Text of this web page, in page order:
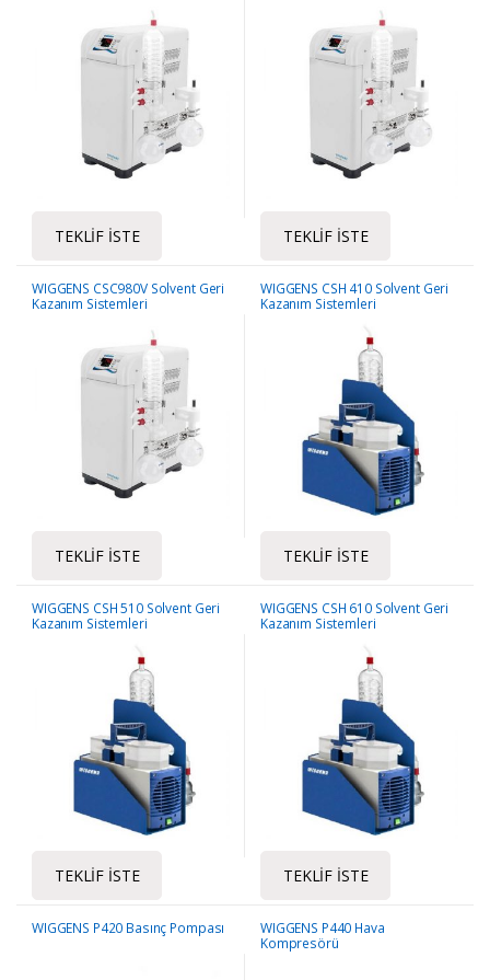
TEKLIF İSTE TEKLIF İSTE
WIGGENS CSC980V Solvent Geri
Kazanım Sistemleri
TEKLIF İSTE
WIGGENS CSH 410 Solvent Geri
Kazanım Sistemleri
TEKLIF İSTE
WIGGENS CSH 510 Solvent Geri
Kazanım Sistemleri
TEKLIF İSTE
WIGGENS CSH 610 Solvent Geri
Kazanım Sistemleri
TEKLIF İSTE
WIGGENS P420 Basınç Pompası
WIGGENS P440 Hava
Kompresörü